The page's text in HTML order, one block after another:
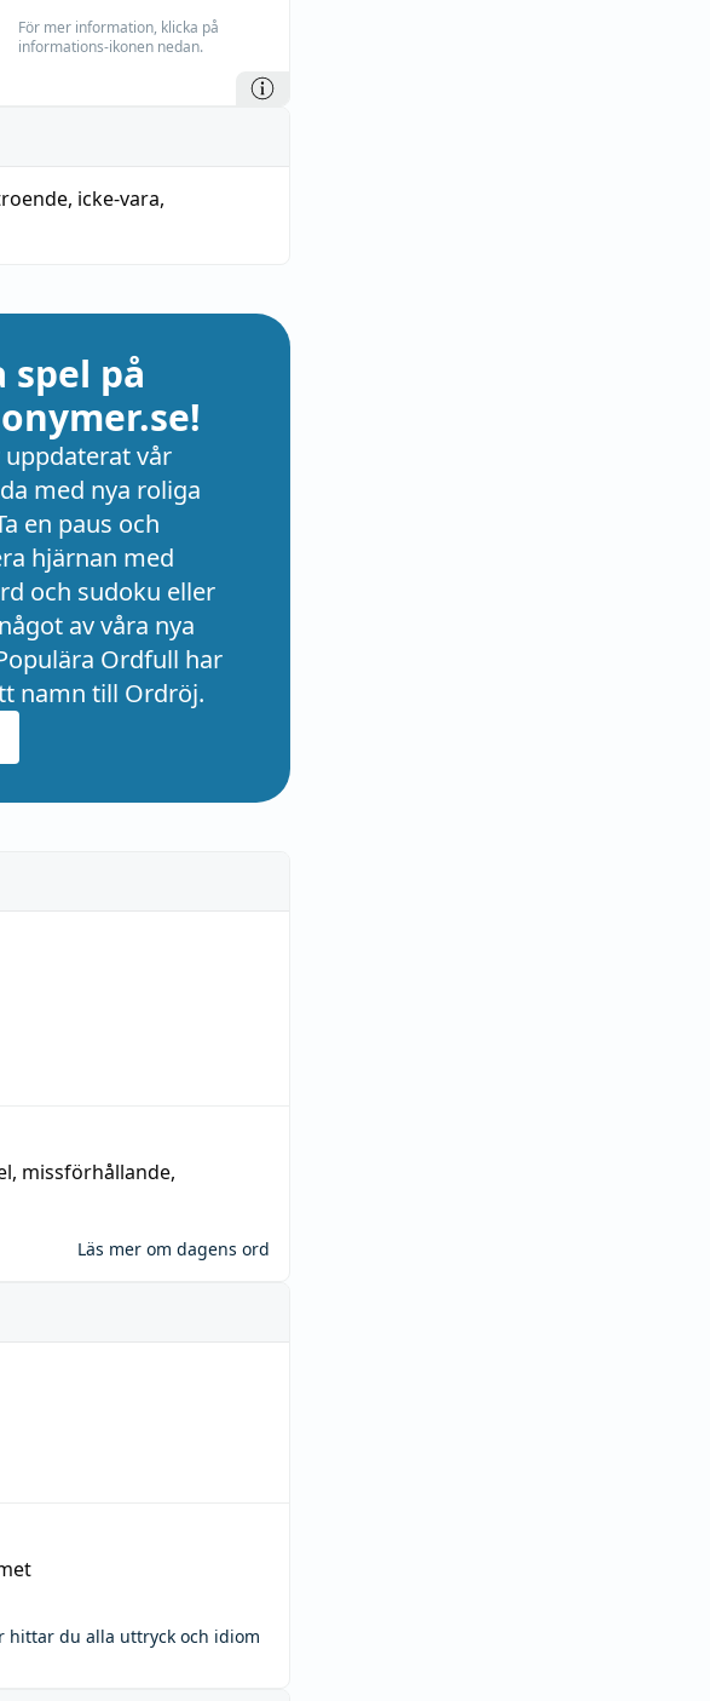
För mer information, klicka på
informations-ikonen nedan.
, icke-vara,
spel på
uppdaterat vår
med nya roliga
en paus och
hjärnan med
och sudoku eller
av våra nya
Ordfull har
namn till Ordröj.
, missförhållande,
Läs mer om dagens ord
hittar du alla uttryck och idiom